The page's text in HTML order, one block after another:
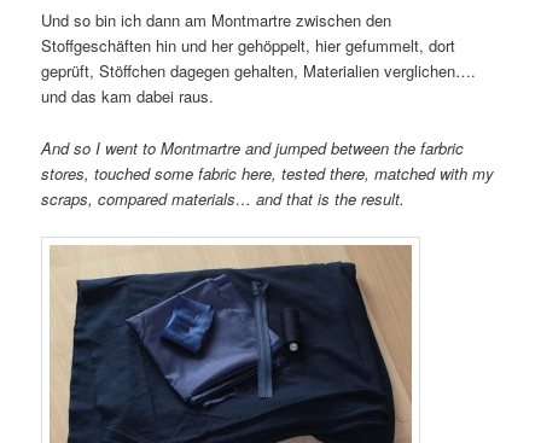
Und so bin ich dann am Montmartre zwischen den
Stoffgeschäften hin und her gehöppelt, hier gefummelt, dort
geprüft, Stöffchen dagegen gehalten, Materialien verglichen….
und das kam dabei raus.
And so I went to Montmartre and jumped between the farbric
stores, touched some fabric here, tested there, matched with my
scraps, compared materials… and that is the result.